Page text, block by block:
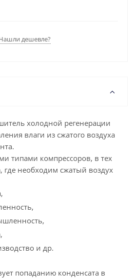
дешевле?
холодной регенерации
влаги из сжатого воздуха
типами компрессоров, в тех
где необходим сжатый воздух
и др.
попаданию конденсата в